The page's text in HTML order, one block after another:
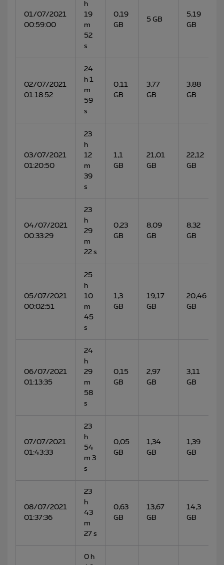
01/07/2021
00:59:00
h
19
m
52
s
0,19
GB
5 GB
5,19
GB
02/07/2021
01:18:52
24
h 1
m
59
s
0,11
GB
3,77
GB
3,88
GB
03/07/2021
01:20:50
23
h
12
m
39
s
1,1
GB
21,01
GB
22,12
GB
04/07/2021
00:33:29
23
h
29
m
22 s
0,23
GB
8,09
GB
8,32
GB
05/07/2021
00:02:51
25
h
10
m
45
s
1,3
GB
19,17
GB
20,46
GB
06/07/2021
01:13:35
24
h
29
m
58
s
0,15
GB
2,97
GB
3,11
GB
07/07/2021
01:43:33
23
h
54
m 3
s
0,05
GB
1,34
GB
1,39
GB
08/07/2021
01:37:36
23
h
43
m
27 s
0,63
GB
13,67
GB
14,3
GB
0 h